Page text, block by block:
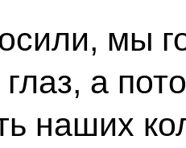
мы
глаз, а
наших